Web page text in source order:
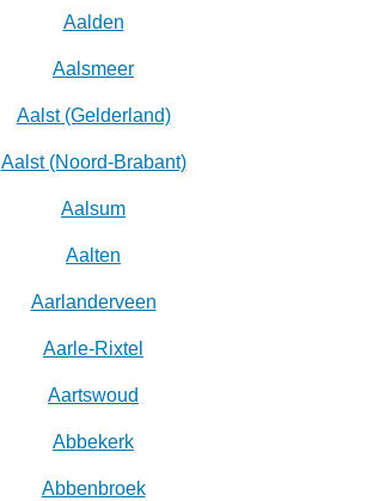
Aalden
Aalsmeer
Aalst (Gelderland)
Aalst (Noord-Brabant)
Aalsum
Aalten
Aarlanderveen
Aarle-Rixtel
Aartswoud
Abbekerk
Abbenbroek